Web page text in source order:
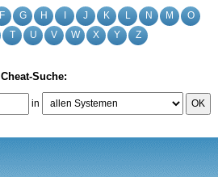
F G H J K L N M
O
T U V W X Y Z
Cheat-Suche:
in OK